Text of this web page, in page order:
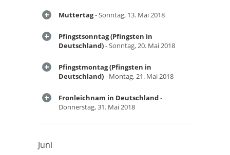
Muttertag- Sonntag, 13. Mai 2018
Pfingstsonntag (Pfingsten in
Deutschland)- Sonntag, 20. Mai 2018
Pfingstmontag (Pfingsten in
Deutschland)- Montag, 21. Mai 2018
Fronleichnam in Deutschland-
Donnerstag, 31. Mai 2018
Juni